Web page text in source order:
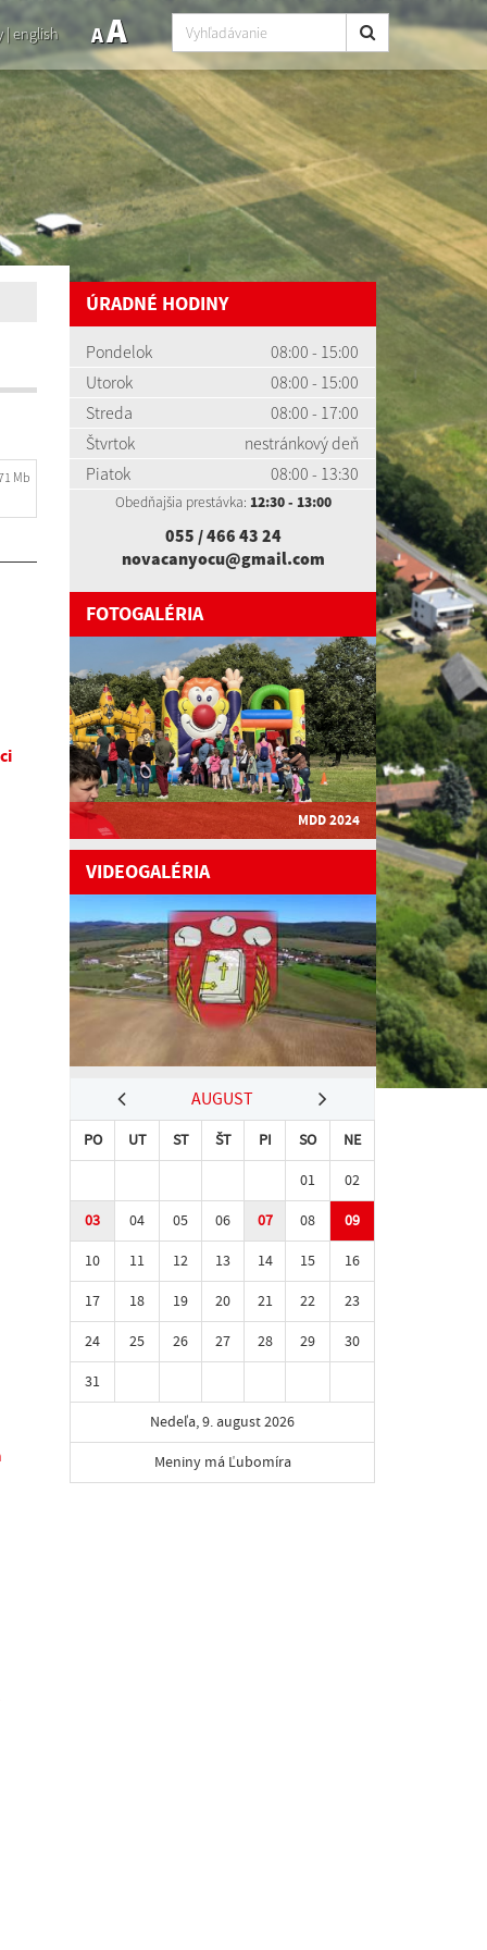
|english AA
Mb
ÚRADNÉ HODINY
Pondelok
08:00 - 15:00
Utorok
08:00 - 15:00
Streda
08:00 - 17:00
Štvrtok
nestránkový deň
Piatok
08:00 - 13:30
Obedňajšia prestávka: 12:30 - 13:00
055 / 466 43 24
novacanyocu@gmail.com
FOTOGALÉRIA
MDD 2024
VIDEOGALÉRIA
AUGUST
PO UT ST ŠT PI SO
NE
01
02
03
04 05 06 07 08
09
10
11 12 13 14 15
16
17
18 19 20 21 22
23
24
25 26 27 28 29
30
31
Nedeľa, 9. august 2026
Meniny má Ľubomíra